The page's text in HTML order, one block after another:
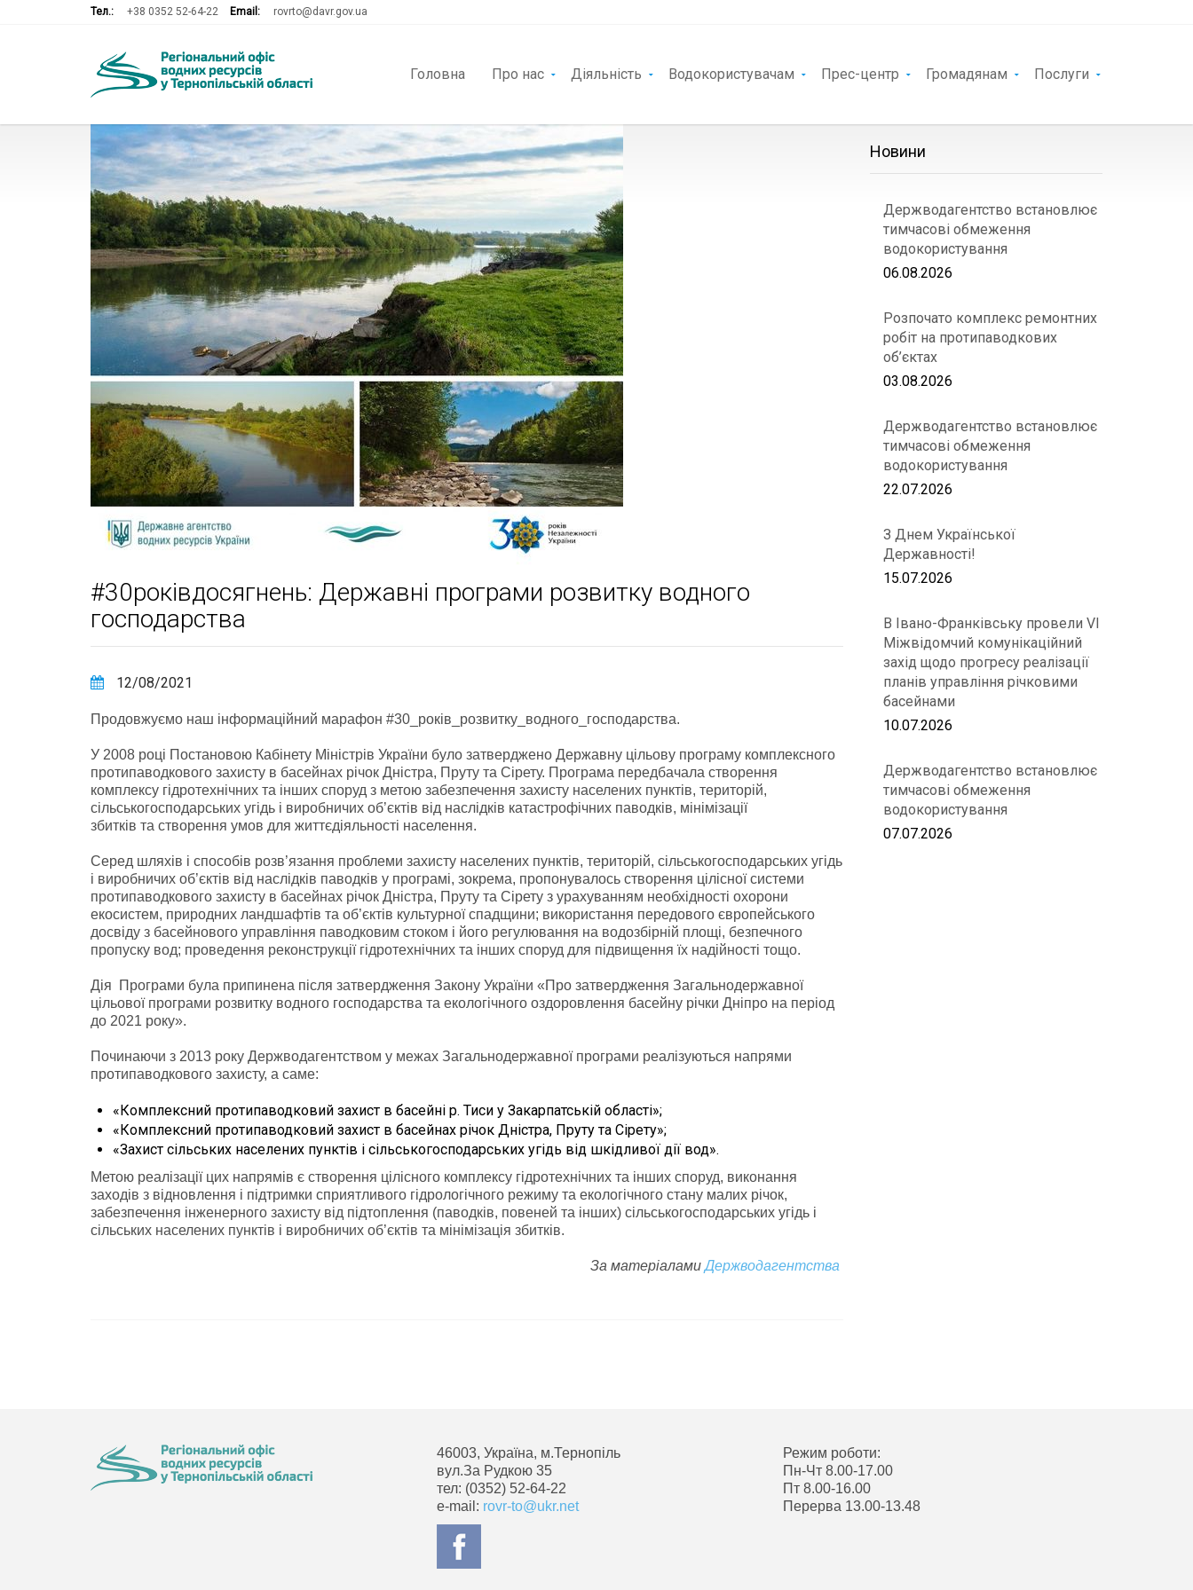
Тел.: +38 0352 52-64-22 Email: rovrto@davr.gov.ua
Головна Про нас Діяльність Водокористувачам Прес-центр Громадянам Послуги
#30роківдосягнень: Державні програми розвитку водного
господарства
12/08/2021
Продовжуємо наш інформаційний марафон #30_років_розвитку_водного_господарства.
У 2008 році Постановою Кабінету Міністрів України було затверджено Державну цільову програму комплексного
протипаводкового захисту в басейнах річок Дністра, Пруту та Сірету. Програма передбачала створення
комплексу гідротехнічних та інших споруд з метою забезпечення захисту населених пунктів, територій,
сільськогосподарських угідь і виробничих об’єктів від наслідків катастрофічних паводків, мінімізації
збитків та створення умов для життєдіяльності населення.
Серед шляхів і способів розв’язання проблеми захисту населених пунктів, територій, сільськогосподарських угідь
і виробничих об’єктів від наслідків паводків у програмі, зокрема, пропонувалось створення цілісної системи
протипаводкового захисту в басейнах річок Дністра, Пруту та Сірету з урахуванням необхідності охорони
екосистем, природних ландшафтів та об’єктів культурної спадщини; використання передового європейського
досвіду з басейнового управління паводковим стоком і його регулювання на водозбірній площі, безпечного
пропуску вод; проведення реконструкції гідротехнічних та інших споруд для підвищення їх надійності тощо.
Дія Програми була припинена після затвердження Закону України «Про затвердження Загальнодержавної
цільової програми розвитку водного господарства та екологічного оздоровлення басейну річки Дніпро на період
до 2021 року».
Починаючи з 2013 року Держводагентством у межах Загальнодержавної програми реалізуються напрями
протипаводкового захисту, а саме:
«Комплексний протипаводковий захист в басейні р. Тиси у Закарпатській області»;
«Комплексний протипаводковий захист в басейнах річок Дністра, Пруту та Сірету»;
«Захист сільських населених пунктів і сільськогосподарських угідь від шкідливої дії вод».
Метою реалізації цих напрямів є створення цілісного комплексу гідротехнічних та інших споруд, виконання
заходів з відновлення і підтримки сприятливого гідрологічного режиму та екологічного стану малих річок,
забезпечення інженерного захисту від підтоплення (паводків, повеней та інших) сільськогосподарських угідь і
сільських населених пунктів і виробничих об’єктів та мінімізація збитків.
За матеріаламиДержводагентства
Новини
Держводагентство встановлює
тимчасові обмеження
водокористування
06.08.2026
Розпочато комплекс ремонтних
робіт на протипаводкових
об’єктах
03.08.2026
Держводагентство встановлює
тимчасові обмеження
водокористування
22.07.2026
З Днем Української
Державності!
15.07.2026
В Івано-Франківську провели VІ
Міжвідомчий комунікаційний
захід щодо прогресу реалізації
планів управління річковими
басейнами
10.07.2026
Держводагентство встановлює
тимчасові обмеження
водокористування
07.07.2026
46003, Україна, м.Тернопіль
вул.За Рудкою 35
тел: (0352) 52-64-22
e-mail: rovr-to@ukr.net
Режим роботи:
Пн-Чт 8.00-17.00
Пт 8.00-16.00
Перерва 13.00-13.48